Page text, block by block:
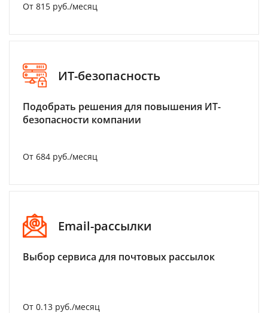
От 815 руб./месяц
ИТ-безопасность
Подобрать решения для повышения ИТ-
безопасности компании
От 684 руб./месяц
Email-рассылки
Выбор сервиса для почтовых рассылок
От 0.13 руб./месяц